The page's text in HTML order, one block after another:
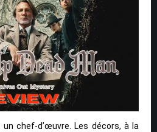
chef-d’œuvre. Les décors, à la